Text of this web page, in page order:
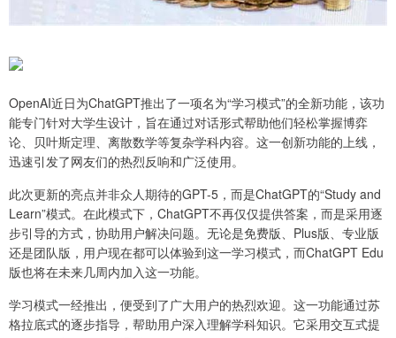
OpenAI近日为ChatGPT推出了一项名为“学习模式”的全新功能，该功
能专门针对大学生设计，旨在通过对话形式帮助他们轻松掌握博弈
论、贝叶斯定理、离散数学等复杂学科内容。这一创新功能的上线，
迅速引发了网友们的热烈反响和广泛使用。
此次更新的亮点并非众人期待的GPT-5，而是ChatGPT的“Study and
Learn”模式。在此模式下，ChatGPT不再仅仅提供答案，而是采用逐
步引导的方式，协助用户解决问题。无论是免费版、Plus版、专业版
还是团队版，用户现在都可以体验到这一学习模式，而ChatGPT Edu
版也将在未来几周内加入这一功能。
学习模式一经推出，便受到了广大用户的热烈欢迎。这一功能通过苏
格拉底式的逐步指导，帮助用户深入理解学科知识。它采用交互式提